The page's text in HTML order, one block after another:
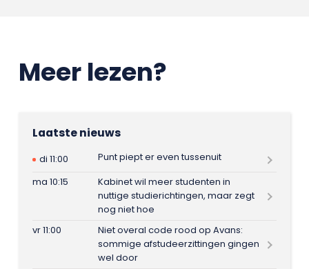
Meer lezen?
Laatste nieuws
di 11:00
Punt piept er even tussenuit
ma 10:15
Kabinet wil meer studenten in
nuttige studierichtingen, maar zegt
nog niet hoe
vr 11:00
Niet overal code rood op Avans:
sommige afstudeerzittingen gingen
wel door